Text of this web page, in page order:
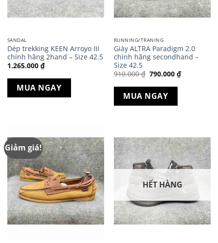
SANDAL
Dép trekking KEEN Arroyo III
chính hãng 2hand – Size 42.5
1.265.000 ₫
MUA NGAY
RUNNING/TRANING
Giày ALTRA Paradigm 2.0
chính hãng secondhand –
Size 42.5
910.000₫ Giá
là:
910.000 ₫.
790.000 ₫Giá
hiện
MUA NGAY
Giảm giá!
HẾT HÀNG